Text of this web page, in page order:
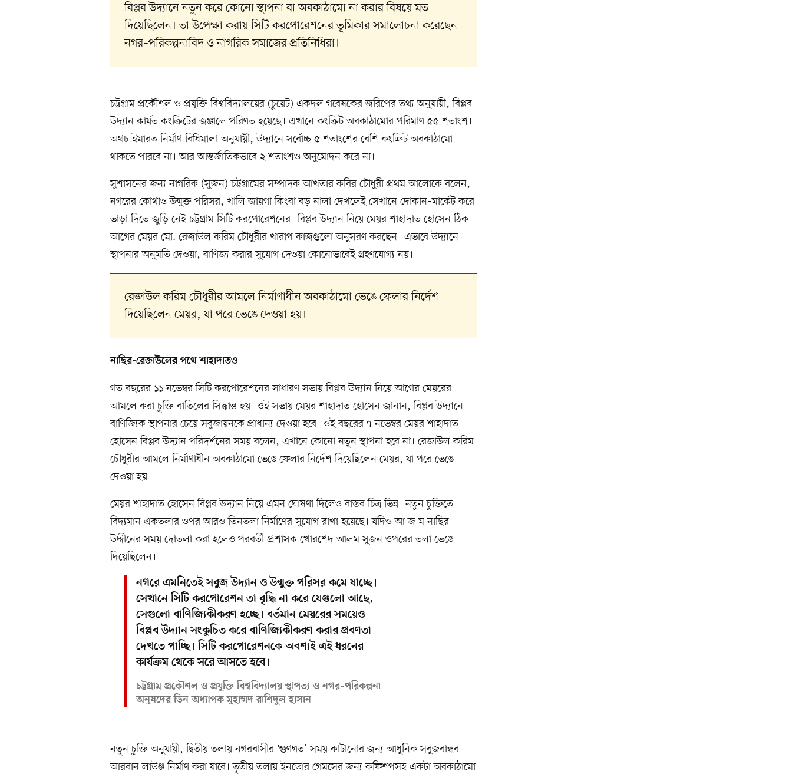
বিপ্লব উদ্যানে নতুন করে কোনো স্থাপনা বা অবকাঠামো না করার বিষয়ে মত
দিয়েছিলেন। তা উপেক্ষা করায় সিটি করপোরেশনের ভূমিকার সমালোচনা করেছেন
নগর–পরিকল্পনাবিদ ও নাগরিক সমাজের প্রতিনিধিরা।
চট্টগ্রাম প্রকৌশল ও প্রযুক্তি বিশ্ববিদ্যালয়ের (চুয়েট) একদল গবেষকের জরিপের তথ্য অনুযায়ী, বিপ্লব
উদ্যান কার্যত কংক্রিটের জঞ্জালে পরিণত হয়েছে। এখানে কংক্রিট অবকাঠামোর পরিমাণ ৫৫ শতাংশ।
অথচ ইমারত নির্মাণ বিধিমালা অনুযায়ী, উদ্যানে সর্বোচ্চ ৫ শতাংশের বেশি কংক্রিট অবকাঠামো
থাকতে পারবে না। আর আন্তর্জাতিকভাবে ২ শতাংশও অনুমোদন করে না।
সুশাসনের জন্য নাগরিক (সুজন) চট্টগ্রামের সম্পাদক আখতার কবির চৌধুরী প্রথম আলোকে বলেন,
নগরের কোথাও উন্মুক্ত পরিসর, খালি জায়গা কিংবা বড় নালা দেখলেই সেখানে দোকান–মার্কেট করে
ভাড়া দিতে জুড়ি নেই চট্টগ্রাম সিটি করপোরেশনের। বিপ্লব উদ্যান নিয়ে মেয়র শাহাদাত হোসেন ঠিক
আগের মেয়র মো. রেজাউল করিম চৌধুরীর খারাপ কাজগুলো অনুসরণ করছেন। এভাবে উদ্যানে
স্থাপনার অনুমতি দেওয়া, বাণিজ্য করার সুযোগ দেওয়া কোনোভাবেই গ্রহণযোগ্য নয়।
রেজাউল করিম চৌধুরীর আমলে নির্মাণাধীন অবকাঠামো ভেঙে ফেলার নির্দেশ
দিয়েছিলেন মেয়র, যা পরে ভেঙে দেওয়া হয়।
নাছির-রেজাউলের পথে শাহাদাতও
গত বছরের ১১ নভেম্বর সিটি করপোরেশনের সাধারণ সভায় বিপ্লব উদ্যান নিয়ে আগের মেয়রের
আমলে করা চুক্তি বাতিলের সিদ্ধান্ত হয়। ওই সভায় মেয়র শাহাদাত হোসেন জানান, বিপ্লব উদ্যানে
বাণিজ্যিক স্থাপনার চেয়ে সবুজায়নকে প্রাধান্য দেওয়া হবে। ওই বছরের ৭ নভেম্বর মেয়র শাহাদাত
হোসেন বিপ্লব উদ্যান পরিদর্শনের সময় বলেন, এখানে কোনো নতুন স্থাপনা হবে না। রেজাউল করিম
চৌধুরীর আমলে নির্মাণাধীন অবকাঠামো ভেঙে ফেলার নির্দেশ দিয়েছিলেন মেয়র, যা পরে ভেঙে
দেওয়া হয়।
মেয়র শাহাদাত হোসেন বিপ্লব উদ্যান নিয়ে এমন ঘোষণা দিলেও বাস্তব চিত্র ভিন্ন। নতুন চুক্তিতে
বিদ্যমান একতলার ওপর আরও তিনতলা নির্মাণের সুযোগ রাখা হয়েছে। যদিও আ জ ম নাছির
উদ্দীনের সময় দোতলা করা হলেও পরবর্তী প্রশাসক খোরশেদ আলম সুজন ওপরের তলা ভেঙে
দিয়েছিলেন।
নগরে এমনিতেই সবুজ উদ্যান ও উন্মুক্ত পরিসর কমে যাচ্ছে।
সেখানে সিটি করপোরেশন তা বৃদ্ধি না করে যেগুলো আছে,
সেগুলো বাণিজ্যিকীকরণ হচ্ছে। বর্তমান মেয়রের সময়েও
বিপ্লব উদ্যান সংকুচিত করে বাণিজ্যিকীকরণ করার প্রবণতা
দেখতে পাচ্ছি। সিটি করপোরেশনকে অবশ্যই এই ধরনের
কার্যক্রম থেকে সরে আসতে হবে।
চট্টগ্রাম প্রকৌশল ও প্রযুক্তি বিশ্ববিদ্যালয় স্থাপত্য ও নগর–পরিকল্পনা
অনুষদের ডিন অধ্যাপক মুহাম্মদ রাশিদুল হাসান
নতুন চুক্তি অনুযায়ী, দ্বিতীয় তলায় নগরবাসীর ‘গুণগত’ সময় কাটানোর জন্য আধুনিক সবুজবান্ধব
আরবান লাউঞ্জ নির্মাণ করা যাবে। তৃতীয় তলায় ইনডোর গেমসের জন্য কফিশপসহ একটা অবকাঠামো